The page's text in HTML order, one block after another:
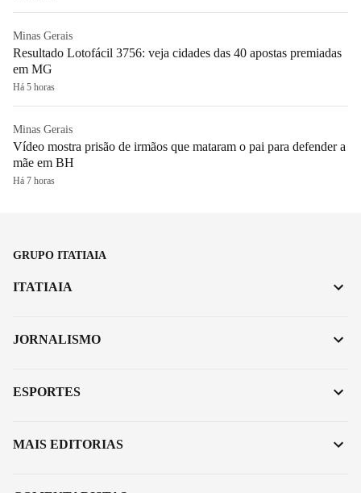
Minas Gerais
Resultado Lotofácil 3756: veja cidades das 40 apostas premiadas
em MG
Há 5 horas
Minas Gerais
Vídeo mostra prisão de irmãos que mataram o pai para defender a
mãe em BH
Há 7 horas
GRUPO ITATIAIA
ITATIAIA
JORNALISMO
ESPORTES
MAIS EDITORIAS